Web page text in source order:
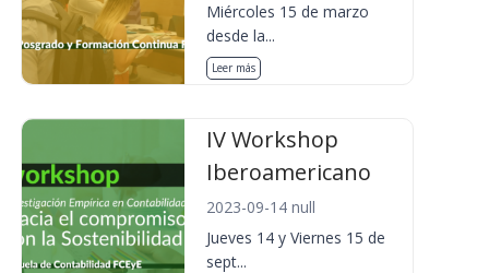
Miércoles 15 de marzo
desde la...
Leer más
IV Workshop
Iberoamericano
2023-09-14 null
Jueves 14 y Viernes 15 de
sept...